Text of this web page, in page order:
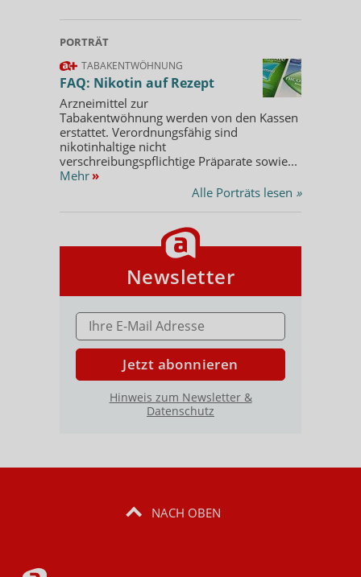
PORTRÄT
TABAKENTWÖHNUNG
FAQ: Nikotin auf Rezept
Arzneimittel zur
Tabakentwöhnung werden von den Kassen
erstattet. Verordnungsfähig sind
nikotinhaltige nicht
verschreibungspflichtige Präparate sowie...
Mehr »
Alle Porträts lesen »
Newsletter
E-MAIL ADRESSE
Jetzt abonnieren
Hinweis zum Newsletter &
Datenschutz
NACH OBEN